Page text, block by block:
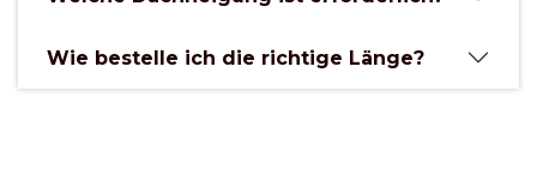
Wie bestelle ich die richtige Länge?